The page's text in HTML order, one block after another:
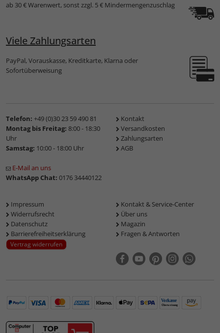
ab 30 € Warenwert, sonst zzgl. 5 € Mindermengenzuschlag
Viele Zahlungsarten
PayPal, Vorauskasse, Kreditkarte, Klarna oder
Sofortüberweisung
Telefon: +49 (0)30 23 59 490 81
Montag bis Freitag: 8:00 - 18:30
Uhr
Samstag: 10:00 - 18:00 Uhr
E-Mail an uns
WhatsApp Chat: 0176 34440122
Kontakt
Versandkosten
Zahlungsarten
AGB
Impressum
Widerrufsrecht
Datenschutz
Barrierefreiheitserklärung
Vertrag widerrufen
Kontakt & Service-Center
Über uns
Magazin
Fragen & Antworten